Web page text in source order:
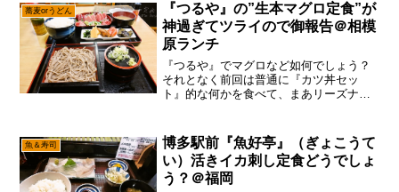
蕎麦orうどん
『つるや』の”生本マグロ定食”が
神過ぎてツライので御報告＠相模
原ランチ
『つるや』でマグロなど如何でしょう？
それとなく前回は普通に『カツ丼セッ
ト』的な何かを食べて、まあリーズナブ
う！「ここからが『つるや』のター
ン！」蕎麦屋なのにマグロですと...
魚＆寿司
博多駅前『魚好亭』（ぎょこうて
い）活きイカ刺し定食どうでしょ
う？＠福岡